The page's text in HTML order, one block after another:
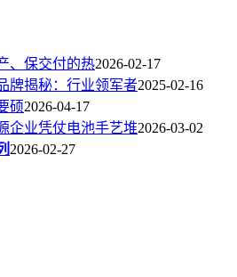
、保交付的热2026-02-17
牌揭秘：行业领军者2025-02-16
硕2026-04-17
业凭仗电池手艺堆2026-03-02
2026-02-27